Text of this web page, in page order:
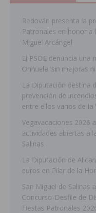
Redován presenta la
Patronales en honor a
Miguel Arcángel
El PSOE denuncia una
Orihuela ‘sin mejoras
La Diputación destina
prevención de
entre ellos varios de la
Vegavacaciones 2026
actividades abiertas a
Salinas
La Diputación de
euros en Pilar de la
San Miguel de Salinas
Concurso-Desfile de
Fiestas Patronales